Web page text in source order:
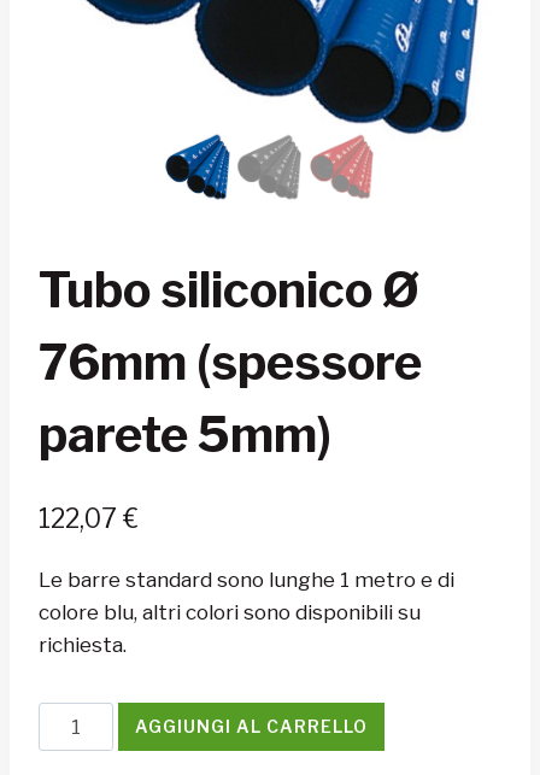
Tubo siliconico Ø
76mm (spessore
parete 5mm)
122,07 €
Le barre standard sono lunghe 1 metro e di
colore blu, altri colori sono disponibili su
richiesta.
Tubo
siliconico
AGGIUNGI AL CARRELLO